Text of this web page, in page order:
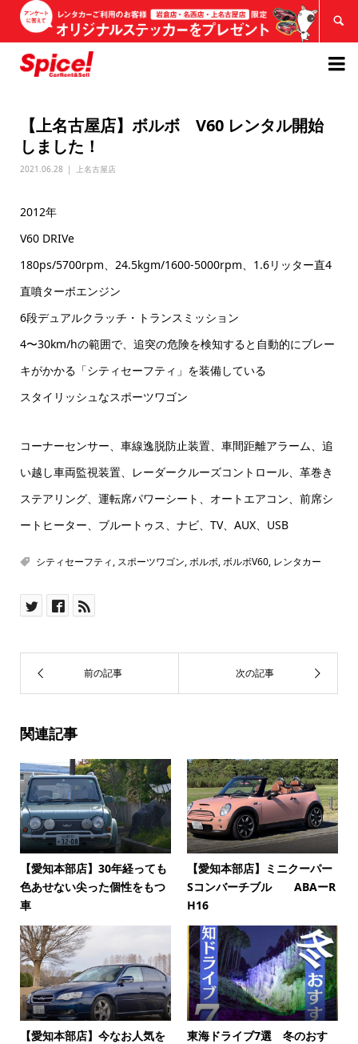


【上名古屋店】ボルボ V60 レンタル開始
しました！
2021.06.28 上名古屋店
2012年
V60 DRIVe
180ps/5700rpm、24.5kgm/1600-5000rpm、1.6リッター直4
直噴ターボエンジン
6段デュアルクラッチ・トランスミッション
4〜30km/hの範囲で、追突の危険を検知すると自動的にブレー
キがかかる「シティセーフティ」を装備している
スタイリッシュなスポーツワゴン
コーナーセンサー、車線逸脱防止装置、車間距離アラーム、追
い越し車両監視装置、レーダークルーズコントロール、革巻き
ステアリング、運転席パワーシート、オートエアコン、前席シ
ートヒーター、ブルートゥス、ナビ、TV、AUX、USB
シティセーフティ, スポーツワゴン,ボルボ,ボルボV60, レンタカー
関連記事
【愛知本部店】30年経っても
色あせない尖った個性をもつ
車
【愛知本部店】ミニクーパー
Sコンバーチブル ABAーR
H16
【愛知本部店】今なお人気を
東海ドライブ7選 冬のおす